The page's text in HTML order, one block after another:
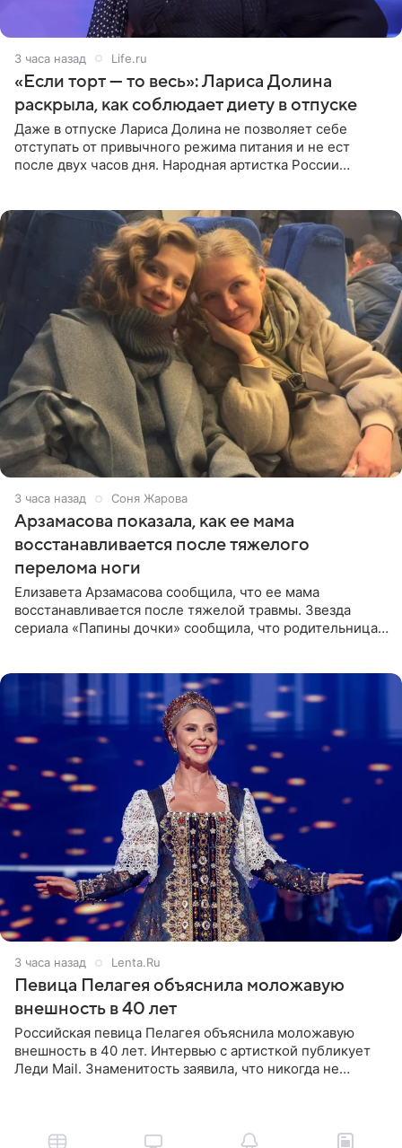
3 часа назад Life.ru
«Если торт — то весь»: Лариса Долина
раскрыла, как соблюдает диету в отпуске
Даже в отпуске Лариса Долина не позволяет себе
отступать от привычного режима питания и не ест
после двух часов дня. Народная артистка России
3 часа назад Соня Жарова
Арзамасова показала, как ее мама
восстанавливается после тяжелого
перелома ноги
Елизавета Арзамасова сообщила, что ее мама
восстанавливается после тяжелой травмы. Звезда
сериала «Папины дочки» сообщила, что родительница
3 часа назад Lenta.Ru
Певица Пелагея объяснила моложавую
внешность в 40 лет
Российская певица Пелагея объяснила моложавую
внешность в 40 лет. Интервью с артисткой публикует
Леди Mail. Знаменитость заявила, что никогда не